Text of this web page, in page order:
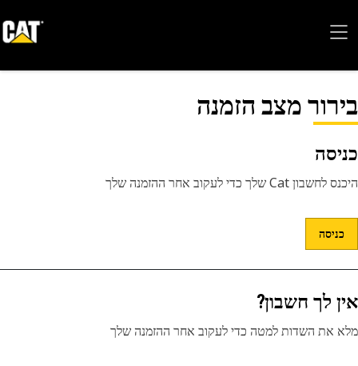
בירור מצב הזמנה
כניסה
היכנס לחשבון Cat שלך כדי לעקוב אחר ההזמנה שלך
כניסה
אין לך חשבון?
מלא את השדות למטה כדי לעקוב אחר ההזמנה שלך